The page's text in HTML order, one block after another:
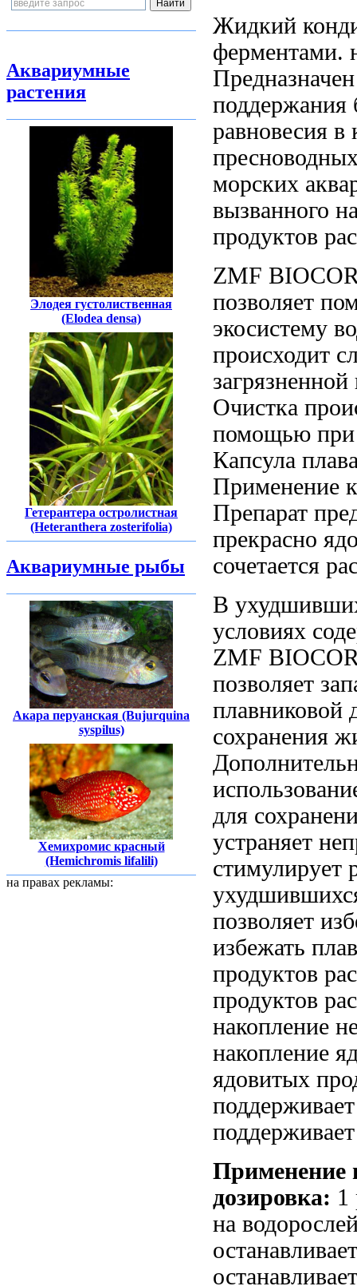
Аквариумные
растения
Элодея густолиственная
(Elodea densa)
Гетерантера остролистная
(Heteranthera zosterifolia)
Аквариумные рыбы
Акара перуанская (Bujurquina
syspilus)
Хемихромис красный
(Hemichromis lifalili)
на правах рекламы:
Жидкий
ферментами.
поддержания
равновесия в
морских
вызванного
продуктов
ZMF
позволяет
экосистему
происходит
Очистка
помощью
Капсула
Применение
Препарат
прекрасно
сочетается
В
условиях
ZMF
позволяет
плавниковой
сохранения
для
устраняет
стимулирует
позволяет
избежать
продуктов
продуктов
накопление
накопление
ядовитых
поддерживает
Применение
дозировка: 1
на
останавливает